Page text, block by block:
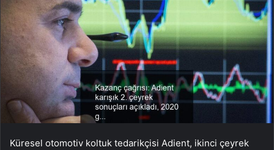
Küresel otomotiv koltuk tedarikçisi Adient, ikinci çeyrek